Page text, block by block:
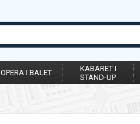
OPERA I BALET
KABARET I
STAND-UP